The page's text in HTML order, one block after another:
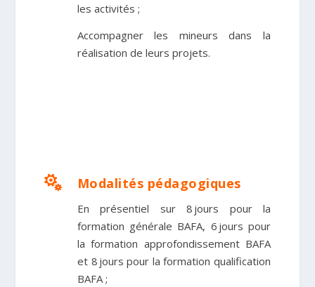
les activités ;
Accompagner les mineurs dans la
réalisation de leurs projets.
 Modalités pédagogiques
En présentiel sur 8 jours pour la
formation générale BAFA, 6 jours pour
la formation approfondissement BAFA
et 8 jours pour la formation qualification
BAFA ;